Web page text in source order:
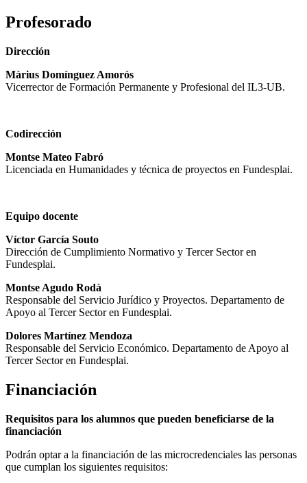
Profesorado
Dirección
Màrius Domínguez Amorós
Vicerrector de Formación Permanente y Profesional del IL3-UB.
Codirección
Montse Mateo Fabró
Licenciada en Humanidades y técnica de proyectos en Fundesplai.
Equipo docente
Víctor García Souto
Dirección de Cumplimiento Normativo y Tercer Sector en
Fundesplai.
Montse Agudo Rodà
Responsable del Servicio Jurídico y Proyectos. Departamento de
Apoyo al Tercer Sector en Fundesplai.
Dolores Martínez Mendoza
Responsable del Servicio Económico. Departamento de Apoyo al
Tercer Sector en Fundesplai.
Financiación
Requisitos para los alumnos que pueden beneficiarse de la
financiación
Podrán optar a la financiación de las microcredenciales las personas
que cumplan los siguientes requisitos: